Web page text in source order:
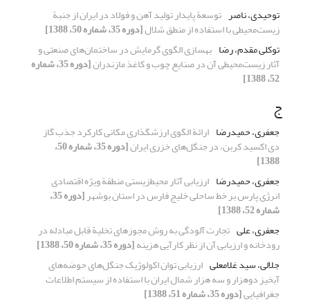
توحیدی، ناصر توسعة پایدار تولید آهن و فولاد در ایران از جنبة
زیست‌محیطی با استفاده از منطق شلال[دوره 35، شماره 50، 1388]
توکلی مقدم، رضا بهسازی الگوی گرمایش در ساختمان‌های صنعتی و
آثار زیست‌محیطی آن در صنایع چوب و کاغذ مازندران [دوره 35، شماره
52، 1388]
ج
جعفری، حمیدرضا ارائة الگوی ارزشگذاری مکانی کارکرد جذب گاز
دی اکسید کربن، در جنگل‌های خزری ایران [دوره 35، شماره 50،
1388]
جعفری، حمیدرضا ارزیابی آثار محیط‌زیستی منطقة ویژه اقتصادی
انرژی پارس بر خط ساحلی خلیج فارس در استان بوشهر [دوره 35،
شماره 52، 1388]
جعفری، علی تجارت آلودگی به روش مجوزهای تخلیة قابل مبادله در
رودخانه و ارزیابی آن از نظر کارآیی هزینه[دوره 35، شماره 50، 1388]
جلالی، سید غلامعلی ارزیابی توان اکولوژیک جنگل‌های حوضه‌های
آبخیز دوهزار و سه هزار شمال ایران با استفاده از سیستم اطلاعات
جغرافیایی[دوره 35، شماره 51، 1388]